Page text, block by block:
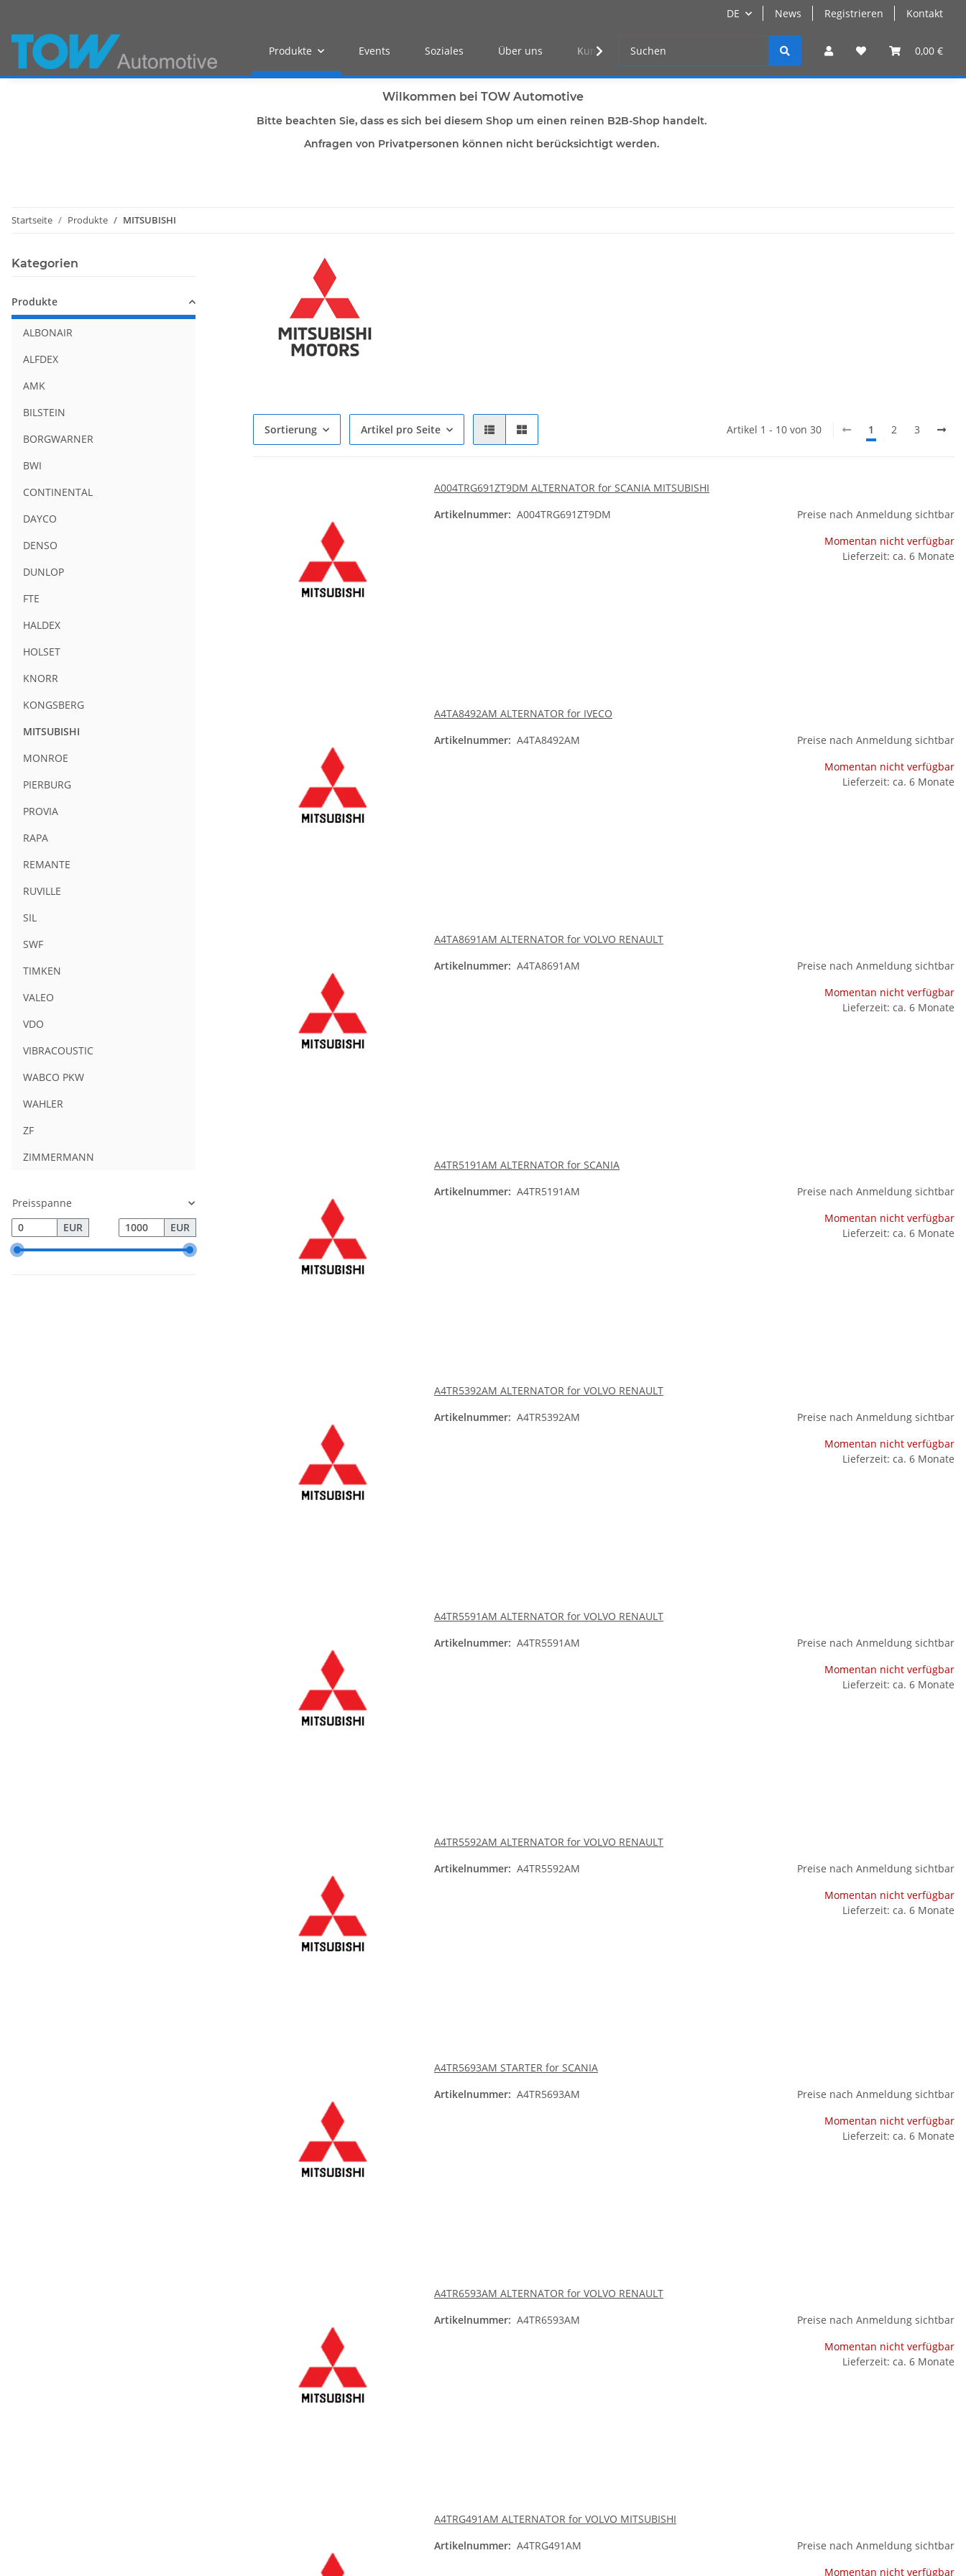
DE News Registrieren Kontakt
0,00 €
Produkte Events Soziales Über uns Kunden Log-in
Wilkommen bei TOW Automotive
Bitte beachten Sie, dass es sich bei diesem Shop um einen reinen B2B-Shop handelt.
Anfragen von Privatpersonen können nicht berücksichtigt werden.
Startseite Produkte MITSUBISHI
Sortierung Artikel pro Seite Artikel 1 - 10 von 30 1 2 3
A004TRG691ZT9DM ALTERNATOR for SCANIA MITSUBISHI
Artikelnummer: A004TRG691ZT9DM
Preise nach Anmeldung sichtbar
Momentan nicht verfügbar
Lieferzeit: ca. 6 Monate
A4TA8492AM ALTERNATOR for IVECO
Artikelnummer: A4TA8492AM
Preise nach Anmeldung sichtbar
Momentan nicht verfügbar
Lieferzeit: ca. 6 Monate
A4TA8691AM ALTERNATOR for VOLVO RENAULT
Artikelnummer: A4TA8691AM
Preise nach Anmeldung sichtbar
Momentan nicht verfügbar
Lieferzeit: ca. 6 Monate
A4TR5191AM ALTERNATOR for SCANIA
Artikelnummer: A4TR5191AM
Preise nach Anmeldung sichtbar
Momentan nicht verfügbar
Lieferzeit: ca. 6 Monate
A4TR5392AM ALTERNATOR for VOLVO RENAULT
Artikelnummer: A4TR5392AM
Preise nach Anmeldung sichtbar
Momentan nicht verfügbar
Lieferzeit: ca. 6 Monate
A4TR5591AM ALTERNATOR for VOLVO RENAULT
Artikelnummer: A4TR5591AM
Preise nach Anmeldung sichtbar
Momentan nicht verfügbar
Lieferzeit: ca. 6 Monate
A4TR5592AM ALTERNATOR for VOLVO RENAULT
Artikelnummer: A4TR5592AM
Preise nach Anmeldung sichtbar
Momentan nicht verfügbar
Lieferzeit: ca. 6 Monate
A4TR5693AM STARTER for SCANIA
Artikelnummer: A4TR5693AM
Preise nach Anmeldung sichtbar
Momentan nicht verfügbar
Lieferzeit: ca. 6 Monate
A4TR6593AM ALTERNATOR for VOLVO RENAULT
Artikelnummer: A4TR6593AM
Preise nach Anmeldung sichtbar
Momentan nicht verfügbar
Lieferzeit: ca. 6 Monate
A4TRG491AM ALTERNATOR for VOLVO MITSUBISHI
Artikelnummer: A4TRG491AM
Preise nach Anmeldung sichtbar
Momentan nicht verfügbar
Kategorien
Produkte
ALBONAIR
ALFDEX
AMK
BILSTEIN
BORGWARNER
BWI
CONTINENTAL
DAYCO
DENSO
DUNLOP
FTE
HALDEX
HOLSET
KNORR
KONGSBERG
MITSUBISHI
MONROE
PIERBURG
PROVIA
RAPA
REMANTE
RUVILLE
SIL
SWF
TIMKEN
VALEO
VDO
VIBRACOUSTIC
WABCO PKW
WAHLER
ZF
ZIMMERMANN
Preisspanne
EUR
EUR